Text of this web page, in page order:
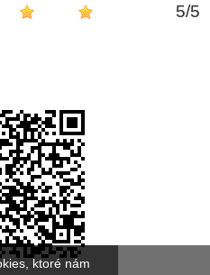
5/5
ktoré nám